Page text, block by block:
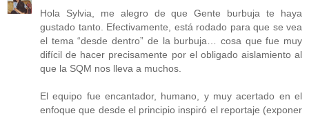
Hola Sylvia, me alegro de que Gente burbuja te haya
gustado tanto. Efectivamente, está rodado para que se vea
el tema “desde dentro” de la burbuja… cosa que fue muy
difícil de hacer precisamente por el obligado aislamiento al
que la SQM nos lleva a muchos.
El equipo fue encantador, humano, y muy acertado en el
enfoque que desde el principio inspiró el reportaje (exponer